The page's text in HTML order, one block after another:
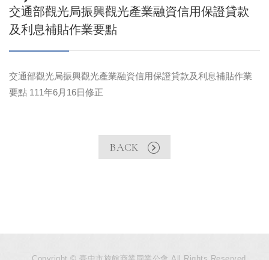
交通部觀光局振興觀光產業融資信用保證貸款
及利息補貼作業要點
交通部觀光局振興觀光產業融資信用保證貸款及利息補貼作業
要點 111年6月16日修正
BACK